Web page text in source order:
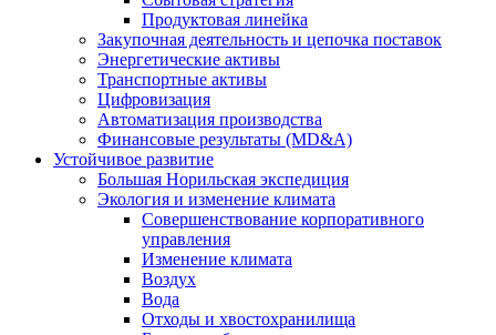
Продуктовая линейка
Закупочная деятельность и цепочка поставок
Энергетические активы
Транспортные активы
Цифровизация
Автоматизация производства
Финансовые результаты (MD&A)
Устойчивое развитие
Большая Норильская экспедиция
Экология и изменение климата
Совершенствование корпоративного
управления
Изменение климата
Воздух
Вода
Отходы и хвостохранилища